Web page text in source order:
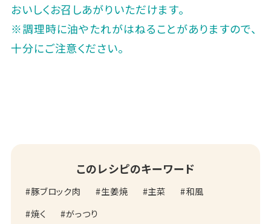
おいしくお召しあがりいただけます。
※調理時に油やたれがはねることがありますので、
十分にご注意ください。
このレシピのキーワード
豚ブロック肉 生姜焼 主菜
和風
焼く
がっつり